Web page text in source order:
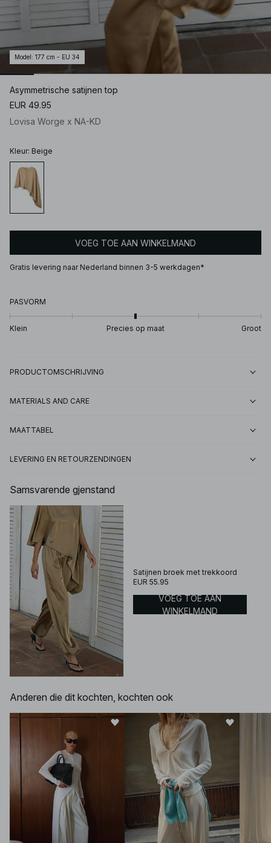
Model : 177 cm - EU 34
Asymmetrische satijnen top
EUR 49.95
Lovisa Worge x NA-KD
Kleur: Beige
VOEG TOE AAN WINKELMAND
Gratis levering naar Nederland binnen 3-5 werkdagen*
PASVORM
Klein Precies op maat Groot
PRODUCTOMSCHRIJVING
MATERIALS AND CARE
MAATTABEL
LEVERING EN RETOURZENDINGEN
Samsvarende gjenstand
Satijnen broek met trekkoord
EUR 55.95
VOEG TOE AAN
WINKELMAND
Anderen die dit kochten, kochten ook